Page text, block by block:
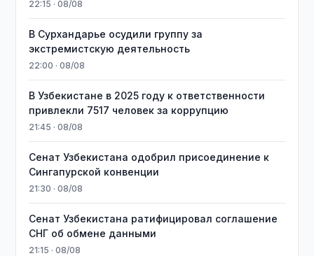
22:15 · 08/08
В Сурхандарье осудили группу за
экстремистскую деятельность
22:00 · 08/08
В Узбекистане в 2025 году к ответственности
привлекли 7517 человек за коррупцию
21:45 · 08/08
Сенат Узбекистана одобрил присоединение к
Сингапурской конвенции
21:30 · 08/08
Сенат Узбекистана ратифицировал соглашение
СНГ об обмене данными
21:15 · 08/08